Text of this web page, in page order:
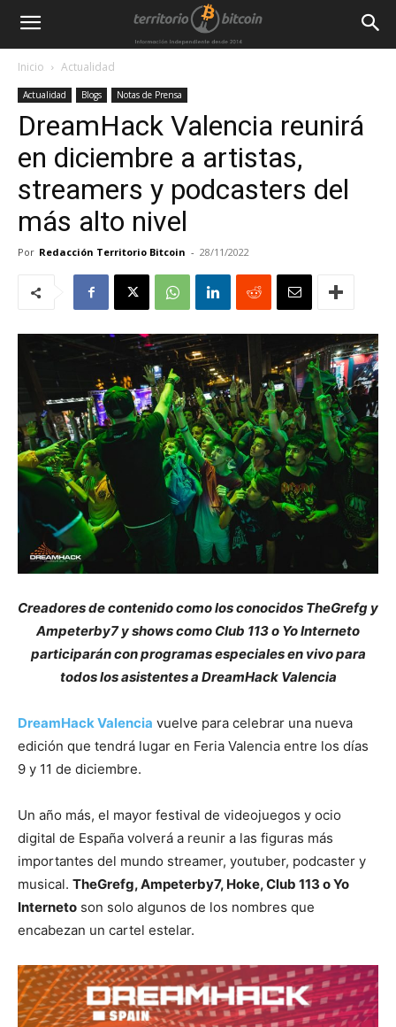
Inicio Actualidad
Actualidad Blogs Notas de Prensa
DreamHack Valencia reunirá
en diciembre a artistas,
streamers y podcasters del
más alto nivel
Por Redacción Territorio Bitcoin - 28/11/2022
Creadores de contenido como los conocidos TheGrefg y
Ampeterby7 y shows como Club 113 o Yo Interneto
participarán con programas especiales en vivo para
todos los asistentes a DreamHack Valencia
DreamHack Valencia vuelve para celebrar una nueva
edición que tendrá lugar en Feria Valencia entre los días
9 y 11 de diciembre.
Un año más, el mayor festival de videojuegos y ocio
digital de España volverá a reunir a las figuras más
importantes del mundo streamer, youtuber, podcaster y
musical. TheGrefg, Ampeterby7, Hoke, Club 113 o Yo
Interneto son solo algunos de los nombres que
encabezan un cartel estelar.